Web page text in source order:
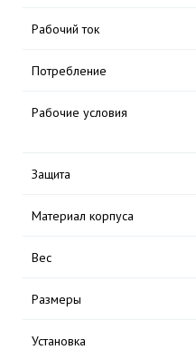
Рабочий ток
Потребление
Рабочие условия
Защита
Материал корпуса
Вес
Размеры
Установка